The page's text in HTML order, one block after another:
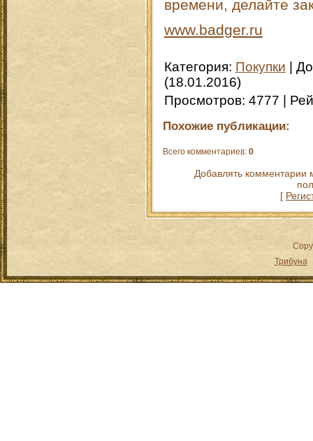
времени, делайте
www.badger.ru
Категория: Покупки
(18.01.2016)
Просмотров: 4777
Похожие публикации:
Всего комментариев: 0
Добавлять комментарии
[
Трибуна